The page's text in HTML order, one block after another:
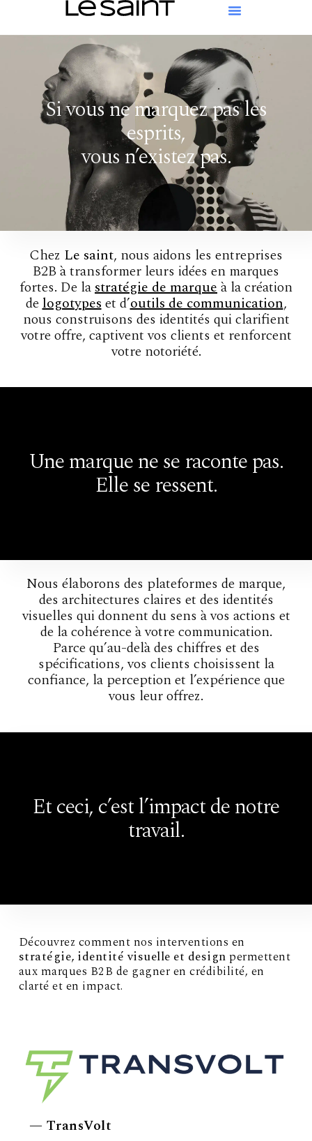
Si vous ne marquez pas les
esprits,
vous n’existez pas.
Chez Le saint, nous aidons les entreprises
B2B à transformer leurs idées en marques
fortes. De lastratégie de marqueà la création
delogotypeset d’outils de communication,
nous construisons des identités qui clarifient
votre offre, captivent vos clients et renforcent
votre notoriété.
Une marque ne se raconte pas.
Elle se ressent.
Nous élaborons des plateformes de marque,
des architectures claires et des identités
visuelles qui donnent du sens à vos actions et
de la cohérence à votre communication.
Parce qu’au-delà des chiffres et des
spécifications, vos clients choisissent la
confiance, la perception et l’expérience que
vous leur offrez.
Et ceci, c’est l’impact de notre
travail.
Découvrez comment nos interventions en
stratégie, identité visuelle et designpermettent
aux marques B2B de gagner en crédibilité, en
clarté et en impact.
— TransVolt